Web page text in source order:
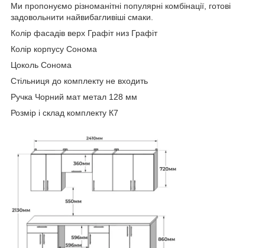
Ми пропонуємо різноманітні популярні комбінації, готові
задовольнити найвибагливіші смаки.
Колір фасадів верх Графіт низ Графіт
Колір корпусу Сонома
Цоколь Сонома
Стільниця до комплекту не входить
Ручка Чорний мат метал 128 мм
Розмір і склад комплекту К7